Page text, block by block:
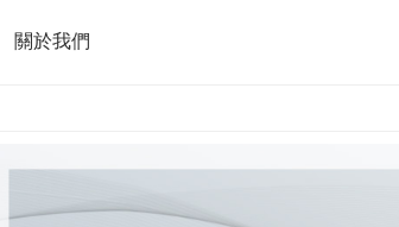
水波爐及烤箱
關於我們
SHARP 環球